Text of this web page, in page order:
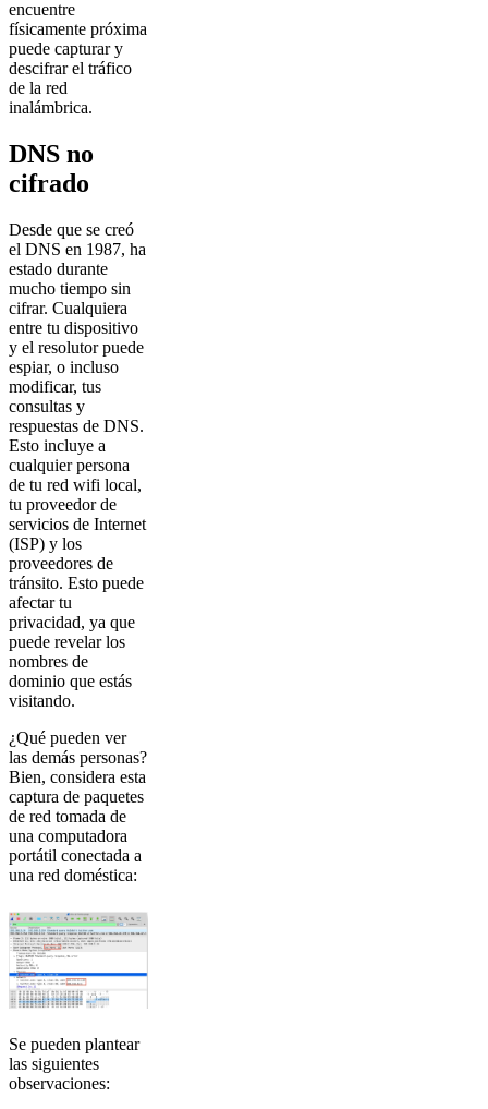
encuentre
físicamente próxima
puede capturar y
descifrar el tráfico
de la red
inalámbrica.
DNS no
cifrado
Desde que se creó
el DNS en 1987, ha
estado durante
mucho tiempo sin
cifrar. Cualquiera
entre tu dispositivo
y el resolutor puede
espiar, o incluso
modificar, tus
consultas y
respuestas de DNS.
Esto incluye a
cualquier persona
de tu red wifi local,
tu proveedor de
servicios de Internet
(ISP) y los
proveedores de
tránsito. Esto puede
afectar tu
privacidad, ya que
puede revelar los
nombres de
dominio que estás
visitando.
¿Qué pueden ver
las demás personas?
Bien, considera esta
captura de paquetes
de red tomada de
una computadora
portátil conectada a
una red doméstica:
Se pueden plantear
las siguientes
observaciones: